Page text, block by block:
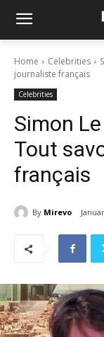
Home Celebrities
journaliste français
Celebrities
Simon
Tout
français
By Mirevo